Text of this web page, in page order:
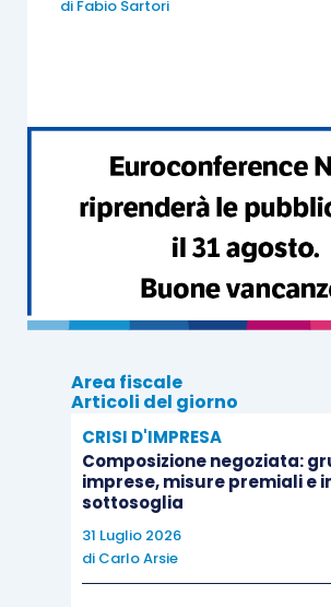
quali sonoiscritte in bilancio
Il Principio Ias 12, par. 65
tax revaluation”: quando si
fiscale al maggior valore
precedentemente rivalutato, il
imposte differitesi riflette
il rilascio dovrebbe
economico.
Questa indicazione, però, deve
l’origine della rivalutazione
Oci del rilascio ha
di Fabio Sartori
Area fiscale
Articoli del giorno
CRISI D'IMPRESA
Composizione negoziata:
imprese, misure premiali e
sottosoglia
31 Luglio 2026
di Carlo Arsie